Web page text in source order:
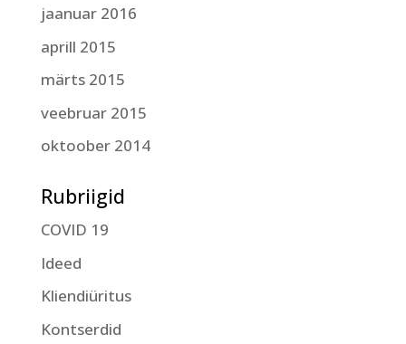
jaanuar 2016
aprill 2015
märts 2015
veebruar 2015
oktoober 2014
Rubriigid
COVID 19
Ideed
Kliendiüritus
Kontserdid